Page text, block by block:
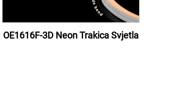
OE1616F-3D Neon Trakica Svjetla